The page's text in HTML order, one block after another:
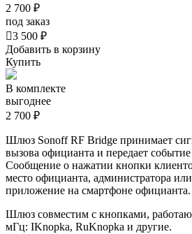
2 700 ₽
под заказ
3 500 ₽
Добавить в корзину
Купить
В комплекте
выгоднее
2 700 ₽
Шлюз Sonoff RF Bridge принимает
вызова официанта и передает
Сообщение о нажатии кнопки
место официанта, администратора
приложение на смартфоне официанта.
Шлюз совместим с кнопками,
мГц: IKnopka, RuKnopka и другие.